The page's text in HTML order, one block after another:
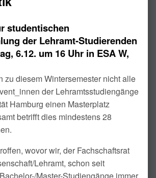
studentischen
der Lehramt-Studierenden
6.12. um 16 Uhr in ESA W,
zu diesem Wintersemester nicht alle
der Lehramtsstu­diengänge
Hamburg einen Masterplatz
betrifft dies mindes­tens 28
wovor wir, der Fachschaftsrat
Lehramt, schon seit
Master-Studiengänge immer